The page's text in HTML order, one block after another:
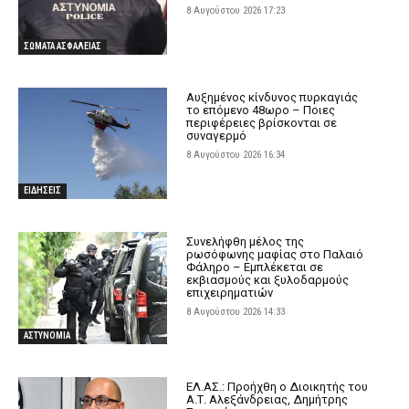
ΣΩΜΑΤΑ ΑΣΦΑΛΕΙΑΣ
8 Αυγούστου 2026 17:23
ΕΙΔΗΣΕΙΣ
Αυξημένος κίνδυνος πυρκαγιάς
το επόμενο 48ωρο – Ποιες
περιφέρειες βρίσκονται σε
συναγερμό
8 Αυγούστου 2026 16:34
ΑΣΤΥΝΟΜΙΑ
Συνελήφθη μέλος της
ρωσόφωνης μαφίας στο Παλαιό
Φάληρο – Εμπλέκεται σε
εκβιασμούς και ξυλοδαρμούς
επιχειρηματιών
8 Αυγούστου 2026 14:33
ΕΛ.ΑΣ.: Προήχθη ο Διοικητής του
Α.Τ. Αλεξάνδρειας, Δημήτρης